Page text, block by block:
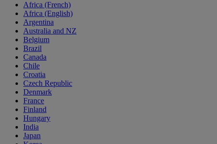
Africa (French)
Africa (English)
Argentina
Australia and NZ
Belgium
Brazil
Canada
Chile
Croatia
Czech Republic
Denmark
France
Finland
Hungary
India
Japan